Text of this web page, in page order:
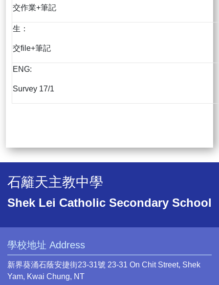
交作業+筆記
生：
交file+筆記
ENG:
Survey 17/1
石籬天主教中學
Shek Lei Catholic Secondary School
學校地址 Address
新界葵涌石蔭安捷街23-31號 23-31 On Chit Street, Shek
Yam, Kwai Chung, NT